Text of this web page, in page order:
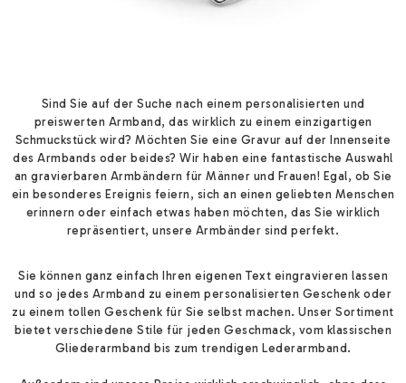
Sind Sie auf der Suche nach einem personalisierten und
preiswerten Armband, das wirklich zu einem einzigartigen
Schmuckstück wird? Möchten Sie eine Gravur auf der Innenseite
des Armbands oder beides? Wir haben eine fantastische Auswahl
an gravierbaren Armbändern für Männer und Frauen! Egal, ob Sie
ein besonderes Ereignis feiern, sich an einen geliebten Menschen
erinnern oder einfach etwas haben möchten, das Sie wirklich
repräsentiert, unsere Armbänder sind perfekt.
Sie können ganz einfach Ihren eigenen Text eingravieren lassen
und so jedes Armband zu einem personalisierten Geschenk oder
zu einem tollen Geschenk für Sie selbst machen. Unser Sortiment
bietet verschiedene Stile für jeden Geschmack, vom klassischen
Gliederarmband bis zum trendigen Lederarmband.